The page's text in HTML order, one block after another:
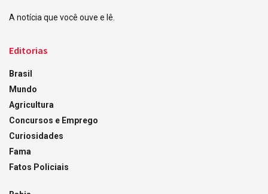
A notícia que você ouve e lê.
Editorias
Brasil
Mundo
Agricultura
Concursos e Emprego
Curiosidades
Fama
Fatos Policiais